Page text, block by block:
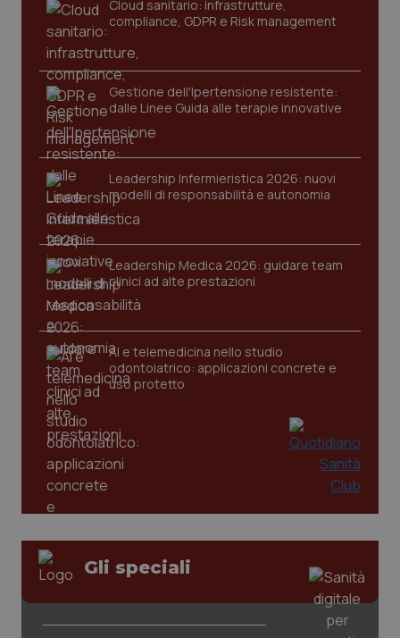
Cloud sanitario: infrastrutture,
compliance, GDPR e Risk management
Gestione dell'Ipertensione resistente:
dalle Linee Guida alle terapie innovative
Leadership Infermieristica 2026: nuovi
modelli di responsabilità e autonomia
Leadership Medica 2026: guidare team
clinici ad alte prestazioni
AI e telemedicina nello studio
odontoiatrico: applicazioni concrete e
uso protetto
Gli speciali
Nome
Fornitore/Dominio
VISITOR_PRIVACY_METADATA
CookieScriptConsent
www.quotidianosanita.it
tracking-sites-ironfish-
tracking-enable
www.quotidianosanita.it